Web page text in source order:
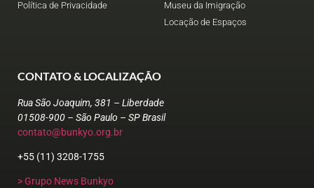
Política de Privacidade
Museu da Imigração
Locação de Espaços
CONTATO & LOCALIZAÇÃO
Rua São Joaquim, 381 – Liberdade
01508-900 – São Paulo – SP Brasil
contato@bunkyo.org.br
+55 (11) 3208-1755
> Grupo News Bunkyo